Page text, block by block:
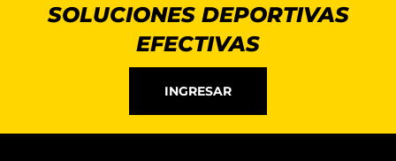
SOLUCIONES DEPORTIVAS
EFECTIVAS
INGRESAR